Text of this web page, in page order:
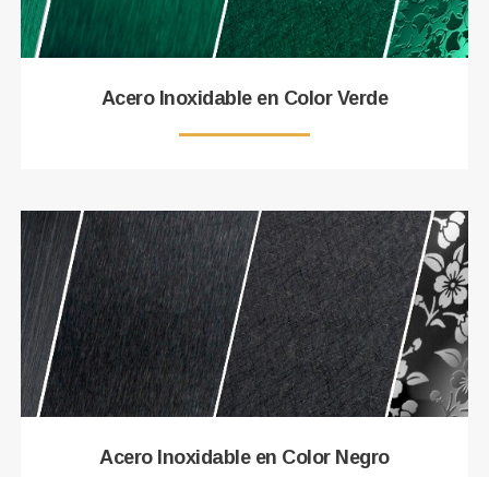
Acero Inoxidable en Color Verde
Acero Inoxidable en Color Negro